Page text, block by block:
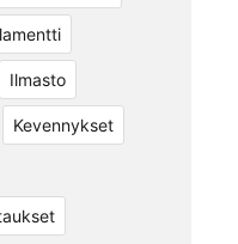
Ilmasto
Kevennykset